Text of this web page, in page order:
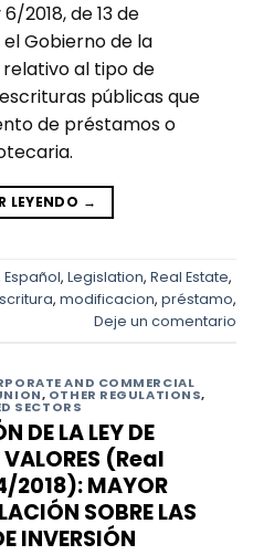
2018, de 13 de
Gobierno de la
al tipo de
públicas que
de préstamos o
LEYENDO →
Español, Legislation, Real Estate,
, modificacion, préstamo,
Deje un comentario
AND COMMERCIAL
, OTHER REGULATIONS,
SECTORS
DE LA LEY DE
VALORES (Real
2018): MAYOR
SOBRE LAS
INVERSIÓN